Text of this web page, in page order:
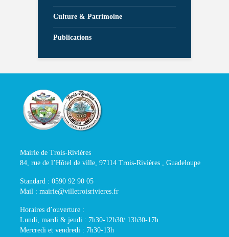
Culture & Patrimoine
Publications
Mairie de Trois-Rivières
84, rue de l’Hôtel de ville, 97114 Trois-Rivières , Guadeloupe
Standard : 0590 92 90 05
Mail : mairie@villetroisrivieres.fr
Horaires d’ouverture :
Lundi, mardi & jeudi : 7h30-12h30/ 13h30-17h
Mercredi et vendredi : 7h30-13h